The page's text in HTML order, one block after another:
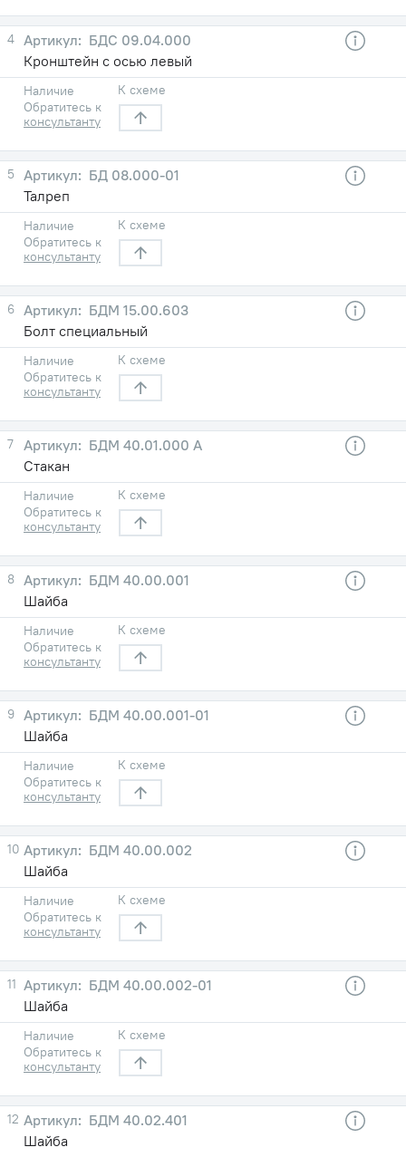
4
БДС 09.04.000
Кронштейн с осью левый
Наличие
Обратитесь к
консультанту
К схеме
5
БД 08.000-01
Талреп
Наличие
Обратитесь к
консультанту
К схеме
6
БДМ 15.00.603
Болт специальный
Наличие
Обратитесь к
консультанту
К схеме
7
БДМ 40.01.000 A
Стакан
Наличие
Обратитесь к
консультанту
К схеме
8
БДМ 40.00.001
Шайба
Наличие
Обратитесь к
консультанту
К схеме
9
БДМ 40.00.001-01
Шайба
Наличие
Обратитесь к
консультанту
К схеме
10
БДМ 40.00.002
Шайба
Наличие
Обратитесь к
консультанту
К схеме
11
БДМ 40.00.002-01
Шайба
Наличие
Обратитесь к
консультанту
К схеме
12
БДМ 40.02.401
Шайба